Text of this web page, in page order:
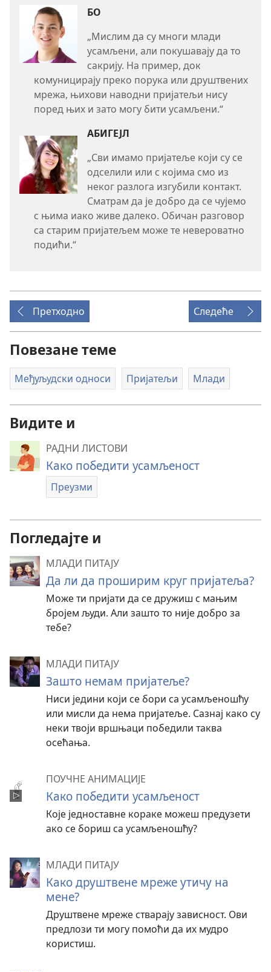
БО
„Мислим да су многи млади
усамљени, али покушавају да то
сакрију. На пример, док
комуницирају преко порука или друштвених
мрежа, њихови наводни пријатељи нису
поред њих и зато могу бити усамљени.“
АБИГЕЈЛ
„Сви имамо пријатеље који су се
одселили или с којима смо из
неког разлога изгубили контакт.
Сматрам да је добро да се чујемо
с њима иако живе далеко. Обичан разговор
са старим пријатељем може те невероватно
подићи.“
Претходно Следеће
Повезане теме
Међуљудски односи Пријатељи Млади
Видите и
РАДНИ ЛИСТОВИ
Како победити усамљеност
Преузми
Погледајте и
МЛАДИ ПИТАЈУ
Да ли да проширим круг пријатеља?
Може ти пријати да се дружиш с мањим
бројем људи. Али зашто то није добро за
тебе?
МЛАДИ ПИТАЈУ
Зашто немам пријатеље?
Ниси једини који се бори са усамљеношћу
или мисли да нема пријатеље. Сазнај како су
неки твоји вршњаци победили таква
осећања.
ПОУЧНЕ АНИМАЦИЈЕ
Како победити усамљеност
Које једноставне кораке можеш предузети
ако се бориш са усамљеношћу?
МЛАДИ ПИТАЈУ
Како друштвене мреже утичу на
мене?
Друштвене мреже стварају зависност. Ови
предлози ти могу помоћи да их мудро
користиш.